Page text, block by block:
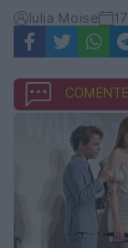
Iulia Moise